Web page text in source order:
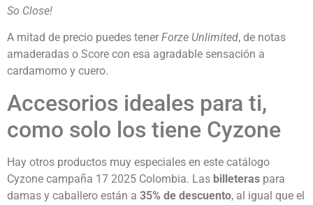
So Close!
A mitad de precio puedes tener Forze Unlimited, de notas
amaderadas o Score con esa agradable sensación a
cardamomo y cuero.
Accesorios ideales para ti,
como solo los tiene Cyzone
Hay otros productos muy especiales en este catálogo
Cyzone campaña 17 2025 Colombia. Las billeteras para
damas y caballero están a 35% de descuento, al igual que el